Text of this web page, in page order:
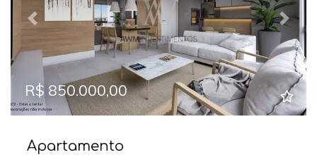
Previous Next
R$ 850.000,00
Apartamento